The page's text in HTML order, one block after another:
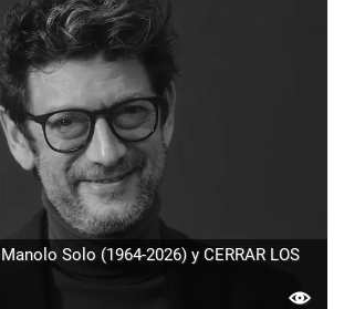
Solo (1964-2026) y CERRAR LOS